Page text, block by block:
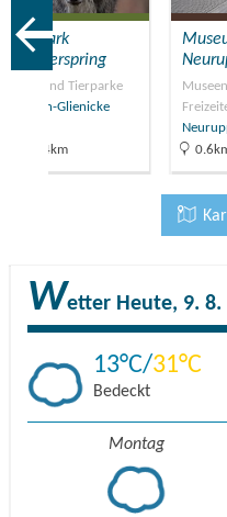
Tierpark
Kunsterspring
Zoos und Tierparke
Gühlen-Glienicke
12.4km
Wetter Heute, 9. 8.
13 31
Bedeckt
Montag